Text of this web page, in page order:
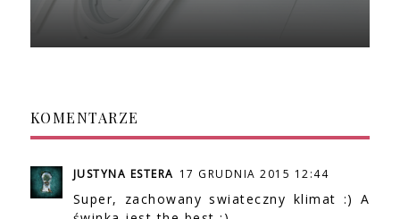
KOMENTARZE
JUSTYNA ESTERA 17 GRUDNIA 2015 12:44
Super, zachowany swiateczny klimat :) A